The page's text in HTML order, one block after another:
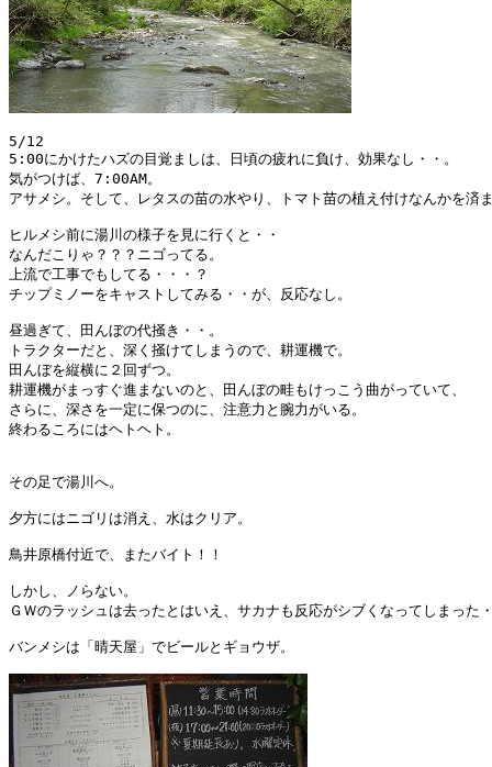
5/12
5:00にかけたハズの目覚ましは、日頃の疲れに負け、効果なし・・。
気がつけば、7:00AM。
アサメシ。そして、レタスの苗の水やり、トマト苗の植え付けなんかを済
ヒルメシ前に湯川の様子を見に行くと・・
なんだこりゃ？？？ニゴってる。
上流で工事でもしてる・・・？
チップミノーをキャストしてみる・・が、反応なし。
昼過ぎて、田んぼの代掻き・・。
トラクターだと、深く掻けてしまうので、耕運機で。
田んぼを縦横に２回ずつ。
耕運機がまっすぐ進まないのと、田んぼの畦もけっこう曲がっていて、
さらに、深さを一定に保つのに、注意力と腕力がいる。
終わるころにはヘトヘト。
その足で湯川へ。
夕方にはニゴリは消え、水はクリア。
鳥井原橋付近で、またバイト！！
しかし、ノらない。
ＧＷのラッシュは去ったとはいえ、サカナも反応がシブくなってしまった
バンメシは「晴天屋」でビールとギョウザ。